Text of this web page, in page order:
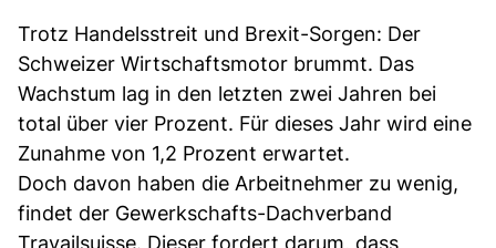
Trotz Handelsstreit und Brexit-Sorgen: Der
Schweizer Wirtschaftsmotor brummt. Das
Wachstum lag in den letzten zwei Jahren bei
total über vier Prozent. Für dieses Jahr wird eine
Zunahme von 1,2 Prozent erwartet.
Doch davon haben die Arbeitnehmer zu wenig,
findet der Gewerkschafts-Dachverband
Travailsuisse. Dieser fordert darum, dass